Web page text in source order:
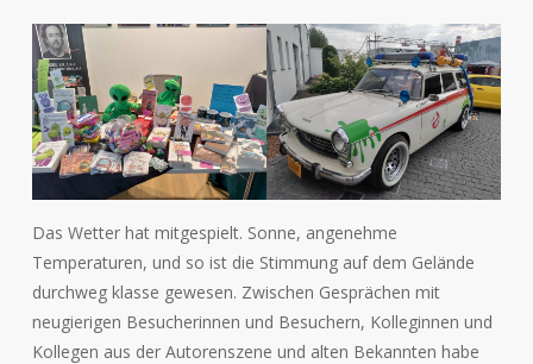
Das Wetter hat mitgespielt. Sonne, angenehme
Temperaturen, und so ist die Stimmung auf dem Gelände
durchweg klasse gewesen. Zwischen Gesprächen mit
neugierigen Besucherinnen und Besuchern, Kolleginnen und
Kollegen aus der Autorenszene und alten Bekannten habe